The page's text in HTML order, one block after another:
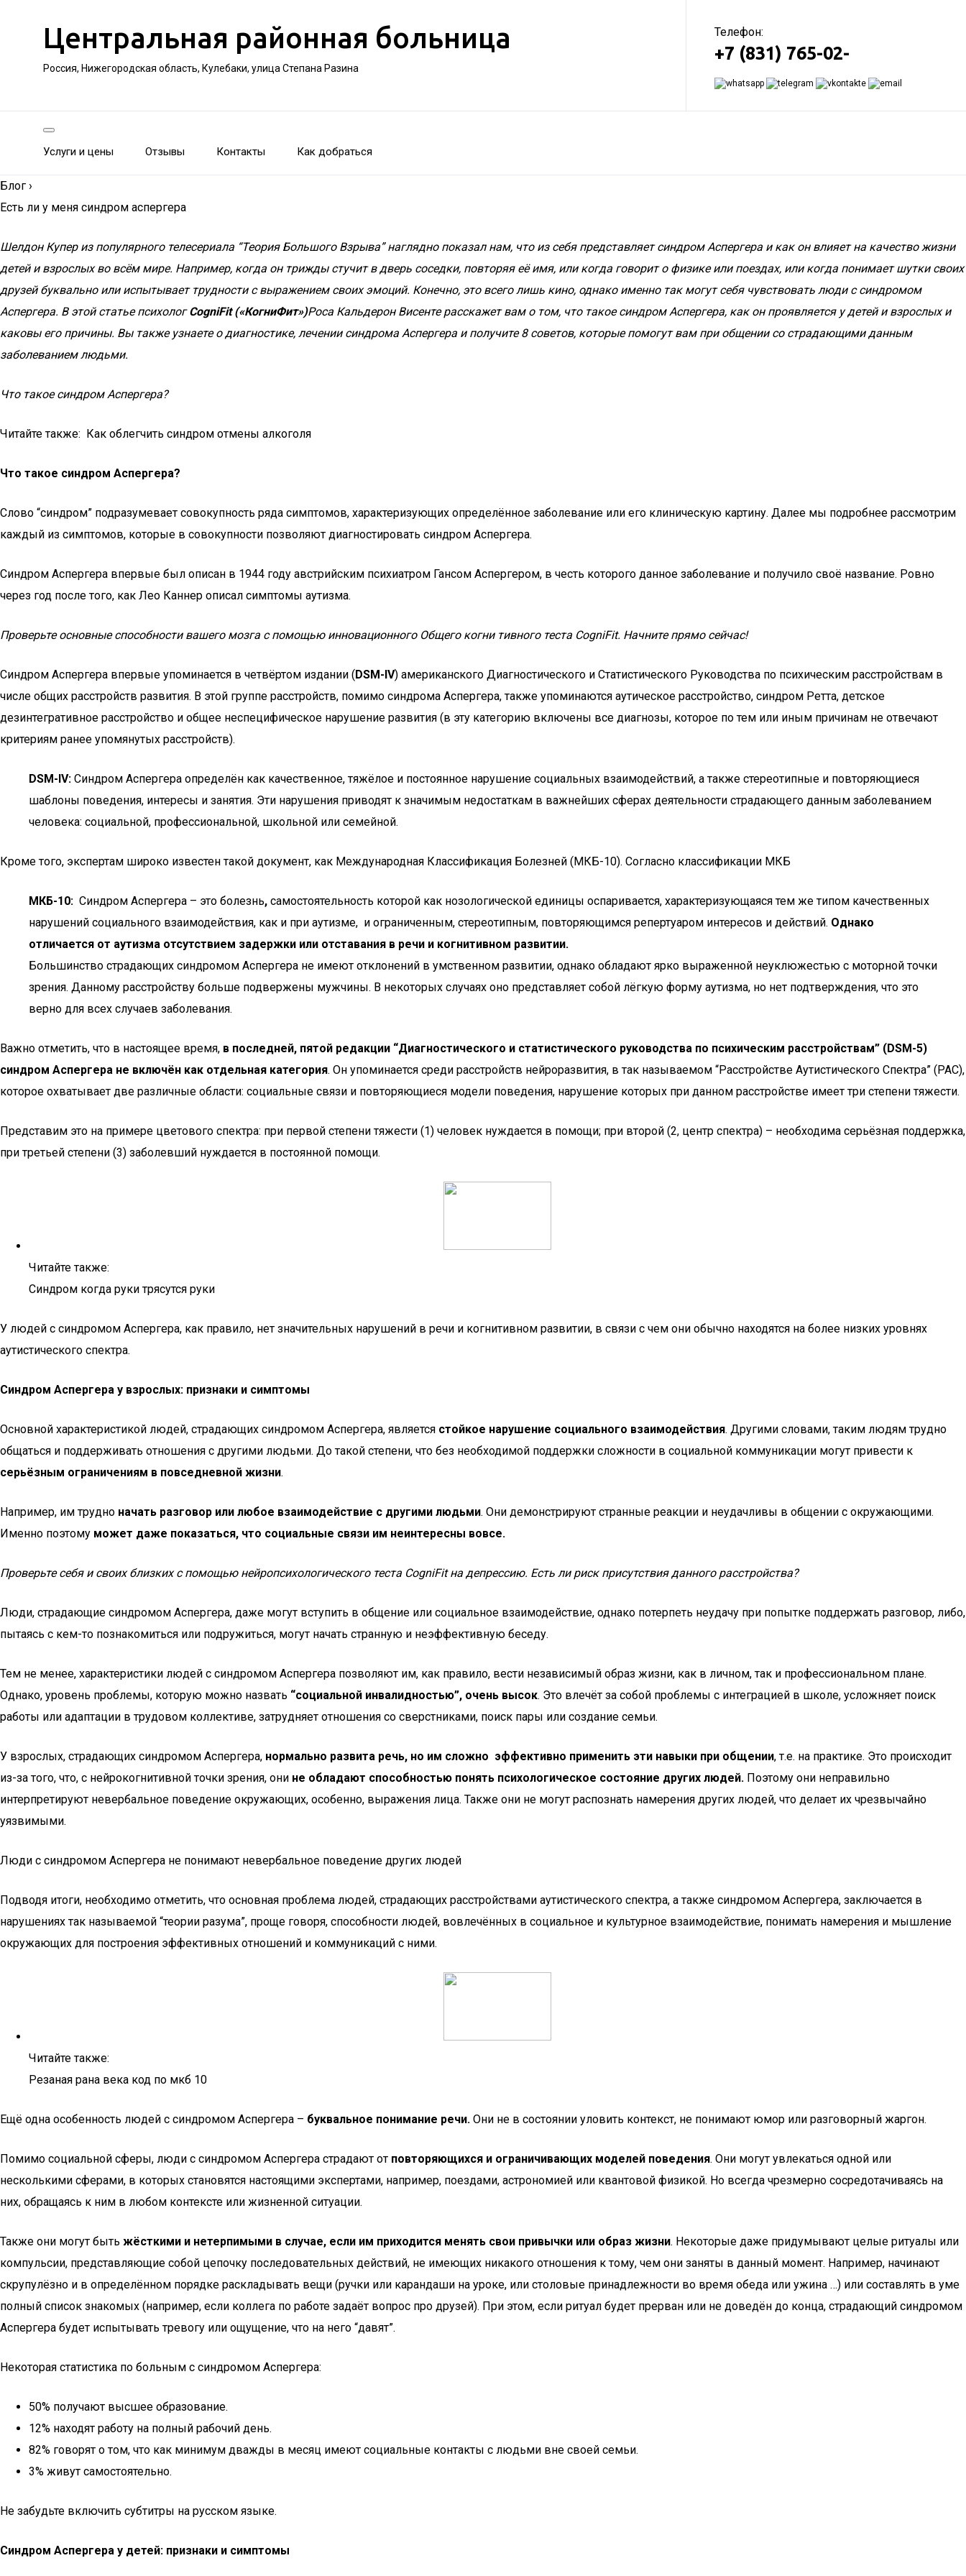
Центральная районная больница
Россия, Нижегородская область, Кулебаки, улица Степана Разина
Телефон:
+7 (831) 765-02-
Услуги и цены Отзывы Контакты Как добраться
Блог ›
Есть ли у меня синдром аспергера
Шелдон Купер из популярного телесериала “Теория Большого Взрыва” наглядно показал нам, что из себя представляет синдром Аспергера и как он влияет на качество жизни
детей и взрослых во всём мире. Например, когда он трижды стучит в дверь соседки, повторяя её имя, или когда говорит о физике или поездах, или когда понимает шутки своих
друзей буквально или испытывает трудности с выражением своих эмоций. Конечно, это всего лишь кино, однако именно так могут себя чувствовать люди с синдромом
Аспергера. В этой статье психологCogniFit («КогниФит»)Роса Кальдерон Висенте расскажет вам о том, что такое синдром Аспергера, как он проявляется у детей и взрослых и
каковы его причины. Вы также узнаете о диагностике, лечении синдрома Аспергера и получите 8 советов, которые помогут вам при общении со страдающими данным
заболеванием людьми.
Что такое синдром Аспергера?
Читайте также: Как облегчить синдром отмены алкоголя
Что такое синдром Аспергера?
Слово “синдром” подразумевает совокупность ряда симптомов, характеризующих определённое заболевание или его клиническую картину. Далее мы подробнее рассмотрим
каждый из симптомов, которые в совокупности позволяют диагностировать синдром Аспергера.
Синдром Аспергера впервые был описан в 1944 году австрийским психиатром Гансом Аспергером, в честь которого данное заболевание и получило своё название. Ровно
через год после того, как Лео Каннер описал симптомы аутизма.
Проверьте основные способности вашего мозга с помощью инновационного Общего когни тивного теста CogniFit. Начните прямо сейчас!
Синдром Аспергера впервые упоминается в четвёртом издании (DSM-IV) американского Диагностического и Статистического Руководства по психическим расстройствам в
числе общих расстройств развития. В этой группе расстройств, помимо синдрома Аспергера, также упоминаются аутическое расстройство, синдром Ретта, детское
дезинтегративное расстройство и общее неспецифическое нарушение развития (в эту категорию включены все диагнозы, которое по тем или иным причинам не отвечают
критериям ранее упомянутых расстройств).
DSM-IV: Синдром Аспергера определён как качественное, тяжёлое и постоянное нарушение социальных взаимодействий, а также стереотипные и повторяющиеся
шаблоны поведения, интересы и занятия. Эти нарушения приводят к значимым недостаткам в важнейших сферах деятельности страдающего данным заболеванием
человека: социальной, профессиональной, школьной или семейной.
Кроме того, экспертам широко известен такой документ, как Международная Классификация Болезней (МКБ-10). Согласно классификации МКБ
МКБ-10: Синдром Аспергера – это болезнь, самостоятельность которой как нозологической единицы оспаривается, характеризующаяся тем же типом качественных
нарушений социального взаимодействия, как и при аутизме, и ограниченным, стереотипным, повторяющимся репертуаром интересов и действий. Однако
отличается от аутизма отсутствием задержки или отставания в речи и когнитивном развитии.
Большинство страдающих синдромом Аспергера не имеют отклонений в умственном развитии, однако обладают ярко выраженной неуклюжестью с моторной точки
зрения. Данному расстройству больше подвержены мужчины. В некоторых случаях оно представляет собой лёгкую форму аутизма, но нет подтверждения, что это
верно для всех случаев заболевания.
Важно отметить, что в настоящее время, в последней, пятой редакции “Диагностического и статистического руководства по психическим расстройствам” (DSM-5)
синдром Аспергера не включён как отдельная категория. Он упоминается среди расстройств нейроразвития, в так называемом “Расстройстве Аутистического Спектра” (РАС),
которое охватывает две различные области: социальные связи и повторяющиеся модели поведения, нарушение которых при данном расстройстве имеет три степени тяжести.
Представим это на примере цветового спектра: при первой степени тяжести (1) человек нуждается в помощи; при второй (2, центр спектра) – необходима серьёзная поддержка,
при третьей степени (3) заболевший нуждается в постоянной помощи.
Читайте также:
Синдром когда руки трясутся руки
У людей с синдромом Аспергера, как правило, нет значительных нарушений в речи и когнитивном развитии, в связи с чем они обычно находятся на более низких уровнях
аутистического спектра.
Синдром Аспергера у взрослых: признаки и симптомы
Основной характеристикой людей, страдающих синдромом Аспергера, является стойкое нарушение социального взаимодействия. Другими словами, таким людям трудно
общаться и поддерживать отношения с другими людьми. До такой степени, что без необходимой поддержки сложности в социальной коммуникации могут привести к
серьёзным ограничениям в повседневной жизни.
Например, им трудно начать разговор или любое взаимодействие с другими людьми. Они демонстрируют странные реакции и неудачливы в общении с окружающими.
Именно поэтому может даже показаться, что социальные связи им неинтересны вовсе.
Проверьте себя и своих близких с помощью нейропсихологического теста CogniFit на депрессию. Есть ли риск присутствия данного расстройства?
Люди, страдающие синдромом Аспергера, даже могут вступить в общение или социальное взаимодействие, однако потерпеть неудачу при попытке поддержать разговор, либо,
пытаясь с кем-то познакомиться или подружиться, могут начать странную и неэффективную беседу.
Тем не менее, характеристики людей с синдромом Аспергера позволяют им, как правило, вести независимый образ жизни, как в личном, так и профессиональном плане.
Однако, уровень проблемы, которую можно назвать “социальной инвалидностью”, очень высок. Это влечёт за собой проблемы с интеграцией в школе, усложняет поиск
работы или адаптации в трудовом коллективе, затрудняет отношения со сверстниками, поиск пары или создание семьи.
У взрослых, страдающих синдромом Аспергера, нормально развита речь, но им сложно эффективно применить эти навыки при общении, т.е. на практике. Это происходит
из-за того, что, с нейрокогнитивной точки зрения, они не обладают способностью понять психологическое состояние других людей. Поэтому они неправильно
интерпретируют невербальное поведение окружающих, особенно, выражения лица. Также они не могут распознать намерения других людей, что делает их чрезвычайно
уязвимыми.
Люди с синдромом Аспергера не понимают невербальное поведение других людей
Подводя итоги, необходимо отметить, что основная проблема людей, страдающих расстройствами аутистического спектра, а также синдромом Аспергера, заключается в
нарушениях так называемой “теории разума”, проще говоря, способности людей, вовлечённых в социальное и культурное взаимодействие, понимать намерения и мышление
окружающих для построения эффективных отношений и коммуникаций с ними.
Читайте также:
Резаная рана века код по мкб 10
Ещё одна особенность людей с синдромом Аспергера – буквальное понимание речи. Они не в состоянии уловить контекст, не понимают юмор или разговорный жаргон.
Помимо социальной сферы, люди с синдромом Аспергера страдают от повторяющихся и ограничивающих моделей поведения. Они могут увлекаться одной или
несколькими сферами, в которых становятся настоящими экспертами, например, поездами, астрономией или квантовой физикой. Но всегда чрезмерно сосредотачиваясь на
них, обращаясь к ним в любом контексте или жизненной ситуации.
Также они могут быть жёсткими и нетерпимыми в случае, если им приходится менять свои привычки или образ жизни. Некоторые даже придумывают целые ритуалы или
компульсии, представляющие собой цепочку последовательных действий, не имеющих никакого отношения к тому, чем они заняты в данный момент. Например, начинают
скрупулёзно и в определённом порядке раскладывать вещи (ручки или карандаши на уроке, или столовые принадлежности во время обеда или ужина …) или составлять в уме
полный список знакомых (например, если коллега по работе задаёт вопрос про друзей). При этом, если ритуал будет прерван или не доведён до конца, страдающий синдромом
Аспергера будет испытывать тревогу или ощущение, что на него “давят”.
Некоторая статистика по больным с синдромом Аспергера:
50% получают высшее образование.
12% находят работу на полный рабочий день.
82% говорят о том, что как минимум дважды в месяц имеют социальные контакты с людьми вне своей семьи.
3% живут самостоятельно.
Не забудьте включить субтитры на русском языке.
Синдром Аспергера у детей: признаки и симптомы